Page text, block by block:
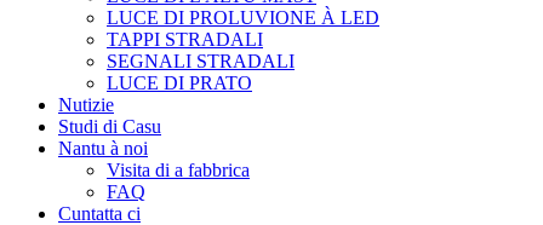
LUCE DI PROLUVIONE À LED
TAPPI STRADALI
SEGNALI STRADALI
LUCE DI PRATO
Nutizie
Studi di Casu
Nantu à noi
Visita di a fabbrica
FAQ
Cuntatta ci